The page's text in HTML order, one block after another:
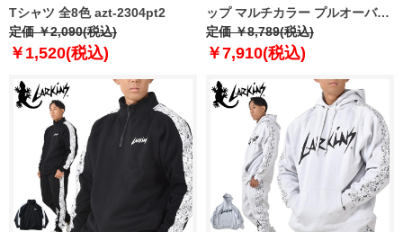
Tシャツ 全8色 azt-2304pt2
定価 ￥2,090(税込)
￥1,520(税込)
ップ マルチカラー プルオーバー
パーカー ld652-524
定価 ￥8,789(税込)
￥7,910(税込)